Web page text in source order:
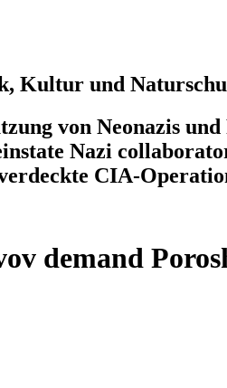
Kultur und
von Neonazis
Nazi
CIA-
demand